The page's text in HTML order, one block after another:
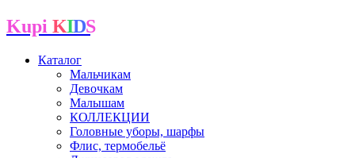
Kupi K I D S
Каталог
Мальчикам
Девочкам
Малышам
КОЛЛЕКЦИИ
Головные уборы, шарфы
Флис, термобельё